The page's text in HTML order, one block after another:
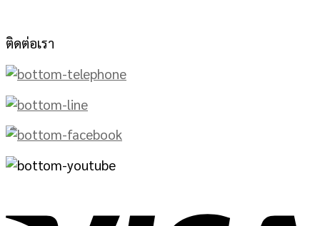
ติดต่อเรา